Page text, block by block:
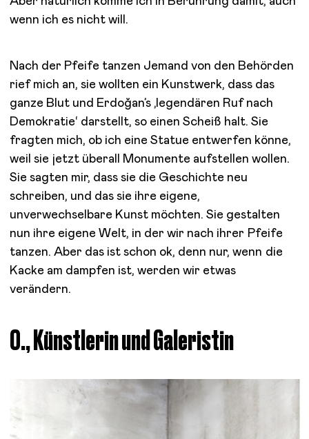
wenn ich es nicht will.
Nach der Pfeife tanzen Jemand von den Behörden
rief mich an, sie wollten ein Kunstwerk, dass das
ganze Blut und Erdoğan’s ‚legendären Ruf nach
Demokratie‘ darstellt, so einen Scheiß halt. Sie
fragten mich, ob ich eine Statue entwerfen könne,
weil sie jetzt überall Monumente aufstellen wollen.
Sie sagten mir, dass sie die Geschichte neu
schreiben, und das sie ihre eigene,
unverwechselbare Kunst möchten. Sie gestalten
nun ihre eigene Welt, in der wir nach ihrer Pfeife
tanzen. Aber das ist schon ok, denn nur, wenn die
Kacke am dampfen ist, werden wir etwas
verändern.
O., Künstlerin und Galeristin